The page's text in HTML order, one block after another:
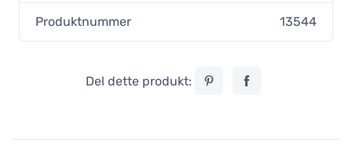
Produktnummer 13544
Del dette produkt: